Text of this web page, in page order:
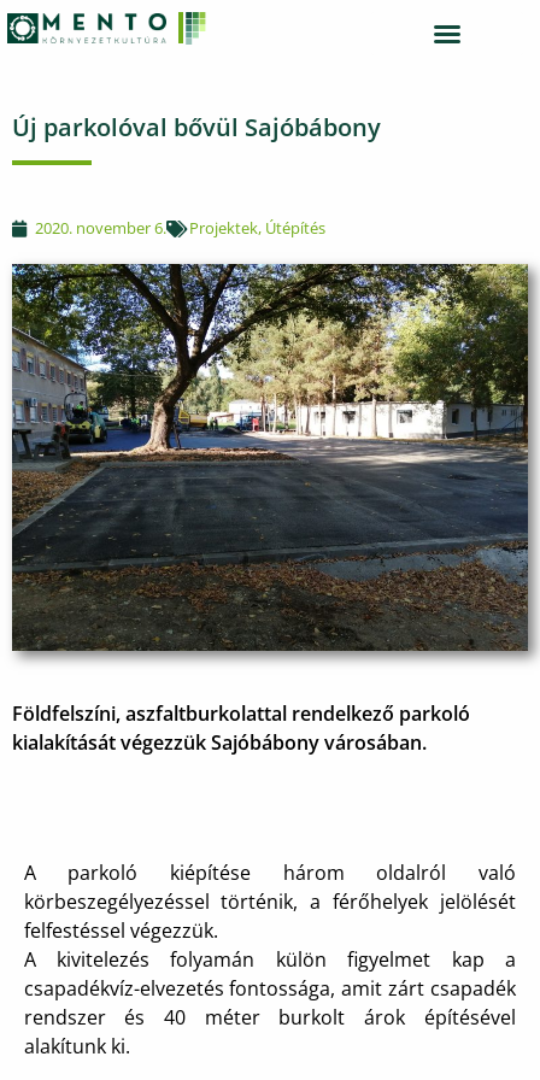
Új parkolóval bővül Sajóbábony
2020. november 6. Projektek, Útépítés
Földfelszíni, aszfaltburkolattal rendelkező parkoló
kialakítását végezzük Sajóbábony városában.
A parkoló kiépítése három oldalról való
körbeszegélyezéssel történik, a férőhelyek jelölését
felfestéssel végezzük.
A kivitelezés folyamán külön figyelmet kap a
csapadékvíz-elvezetés fontossága, amit zárt csapadék
rendszer és 40 méter burkolt árok építésével
alakítunk ki.